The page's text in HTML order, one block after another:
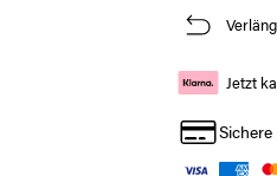
Jetzt